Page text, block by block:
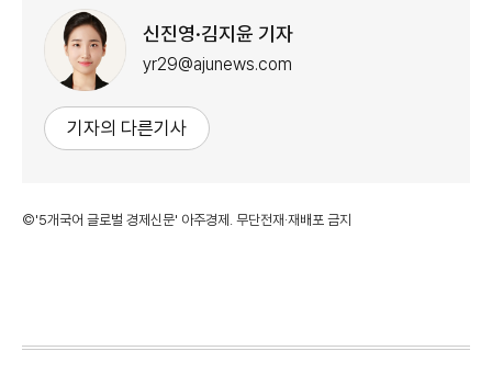
신진영·김지윤 기자
yr29@ajunews.com
기자의 다른기사
©'5개국어 글로벌 경제신문' 아주경제. 무단전재·재배포 금지